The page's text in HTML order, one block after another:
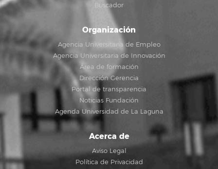
Buscador
Organización
Agencia Universitaria de Empleo
Agencia Universitaria de Innovación
Área de formación
Dirección Gerencia
Portal de transparencia
Noticias Fundación
Agenda Universidad de La Laguna
Acerca de
Aviso Legal
Política de Privacidad